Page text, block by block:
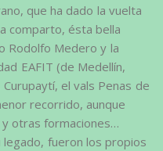
que ha dado la vuelta
comparto, ésta bella
Rodolfo Medero y la
EAFIT (de Medellín,
el vals Penas de
recorrido, aunque
otras formaciones…
fueron los propios